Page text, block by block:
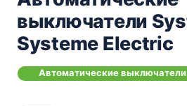
выключатели
Systeme Electric
Автоматические